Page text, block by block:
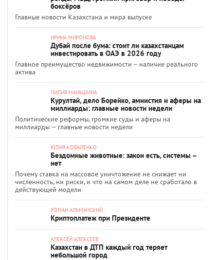
боксёров
Главные новости Казахстана и мира выпуске
ИРИНА МИРОНОВА
Дубай после бума: стоит ли казахстанцам
инвестировать в ОАЭ в 2026 году
Главное преимущество недвижимости – наличие реального
актива
ЛИЛИЯ МАНЬШИНА
Курултай, дело Борейко, амнистия и аферы на
миллиарды: главные новости недели
Политические реформы, громкие суды и аферы на
миллиарды — главные новости недели
ЮЛИЯ КОВАЛЕНКО
Бездомные животные: закон есть, системы –
нет
Почему ставка на массовое уничтожение не снижает ни
численность, ни риски, и что на самом деле не сработало в
действующей модели
РОМАН АЛЬМАНСКИЙ
Криптоплатеж при Президенте
АЛЕКСЕЙ АЛЕКСЕЕВ
Казахстан в ДТП каждый год теряет
небольшой город